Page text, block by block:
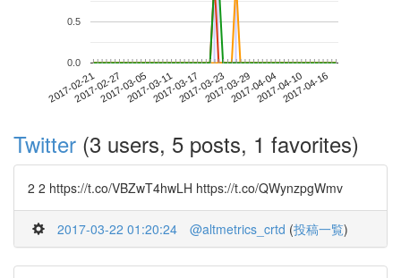
2017-02-212017-02-272017-03-052017-03-112017-03-172017-03-232017-03-292017-04-042017-04-102017-04-16
0.0
0.5
Twitter (3 users, 5 posts, 1 favorites)
2 2 https://t.co/VBZwT4hwLH https://t.co/QWynzpgWmv
2017-03-22 01:20:24 @altmetrics_crtd (投稿一覧)